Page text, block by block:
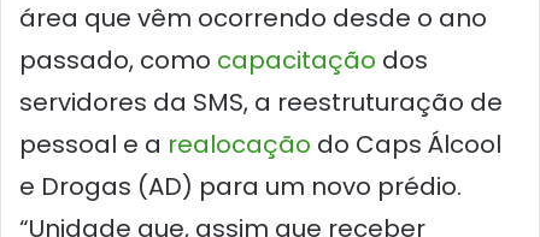
área que vêm ocorrendo desde o ano
passado, como capacitação dos
servidores da SMS, a reestruturação de
pessoal e a realocação do Caps Álcool
e Drogas (AD) para um novo prédio.
“Unidade que, assim que receber